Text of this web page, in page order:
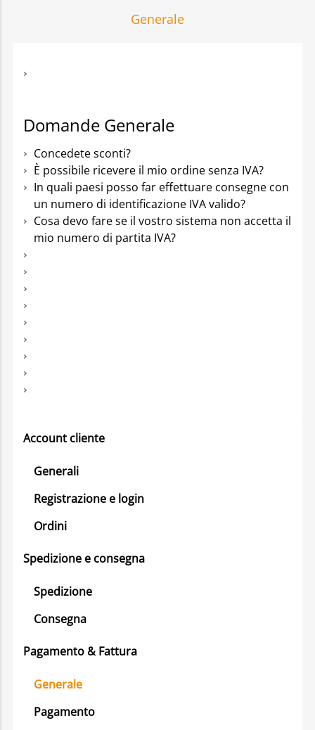
Generale
Account cliente
Generali
Registrazione e login
Ordini
Spedizione e consegna
Spedizione
Consegna
Pagamento & Fattura
Generale
Pagamento
Domande Generale
Concedete sconti?
È possibile ricevere il mio ordine senza IVA?
In quali paesi posso far effettuare consegne con
un numero di identificazione IVA valido?
Cosa devo fare se il vostro sistema non accetta il
mio numero di partita IVA?